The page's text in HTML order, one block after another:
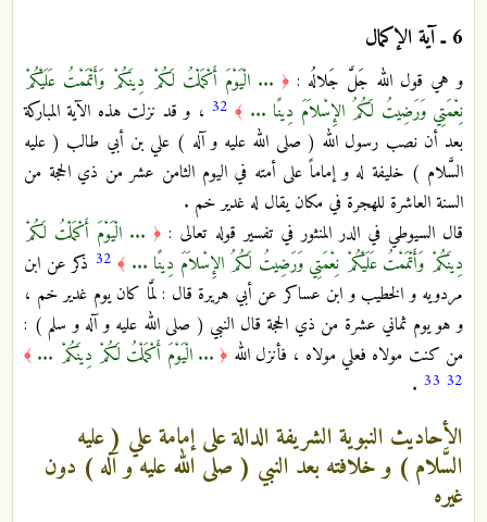
6 ـ آية الإكمال
و هي قول الله جَلَّ جَلالُه : ﴿ ... الْيَوْمَ أَكْمَلْتُ لَكُمْ دِينَكُمْ وَأَتْمَمْتُ عَلَيْكُمْ
نِعْمَتِي وَرَضِيتُ لَكُمُ الإِسْلاَمَ دِينًا ... ﴾ 32 ، و قد نزلت هذه الآية المباركة
بعد أن نصب رسول الله ( صلى الله عليه و آله ) علي بن أبي طالب ( عليه
السَّلام ) خليفة له و إماماً على أمته في اليوم الثامن عشر من ذي الحجة من
السنة العاشرة للهجرة في مكان يقال له غدير خم .
قال السيوطي في الدر المنثور في تفسير قوله تعالى : ﴿ ... الْيَوْمَ أَكْمَلْتُ لَكُمْ
دِينَكُمْ وَأَتْمَمْتُ عَلَيْكُمْ نِعْمَتِي وَرَضِيتُ لَكُمُ الإِسْلاَمَ دِينًا ... ﴾ 32 ذكر عن ابن
مردويه و الخطيب و ابن عساكر عن أبي هريرة قال : لمَّا كان يوم غدير خم ،
و هو يوم ثماني عشرة من ذي الحجة قال النبي ( صلى الله عليه و آله و سلم ) :
من كنت مولاه فعلي مولاه ، فأنزل الله ﴿ ... الْيَوْمَ أَكْمَلْتُ لَكُمْ دِينَكُمْ ... ﴾
32
33
.
الأحاديث النبوية الشريفة الدالة على إمامة علي ( عليه
السَّلام ) و خلافته بعد النبي ( صلى الله عليه و آله ) دون
غيره